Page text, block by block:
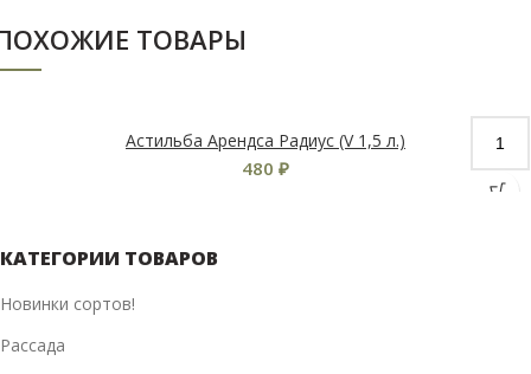
ТОВАРЫ
Астильба Арендса Радиус (V 1,5 л.)
480 ₽
КАТЕГОРИИ ТОВАРОВ
Новинки сортов!
Рассада